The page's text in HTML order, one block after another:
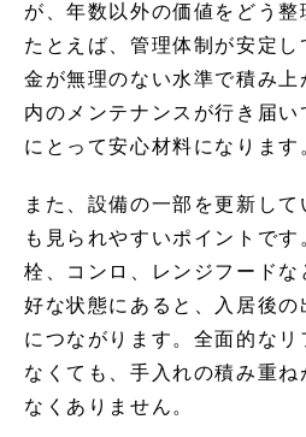
が、年数以外の価値をどう整
たとえば、管理体制が安定
金が無理のない水準で積み上
内のメンテナンスが行き届
にとって安心材料になります
また、設備の一部を更新し
も見られやすいポイントで
栓、コンロ、レンジフードな
好な状態にあると、入居後の
につながります。全面的な
なくても、手入れの積み重
なくありません。